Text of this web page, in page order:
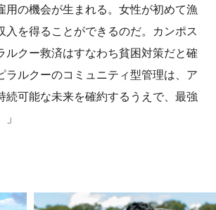
用の機会が生まれる。女性が初めて漁
入を得ることができるのだ。カンポス
ルクー救済はすなわち貧困対策だと確
ラルクーのコミュニティ型管理は、ア
続可能な未来を確約するうえで、最強